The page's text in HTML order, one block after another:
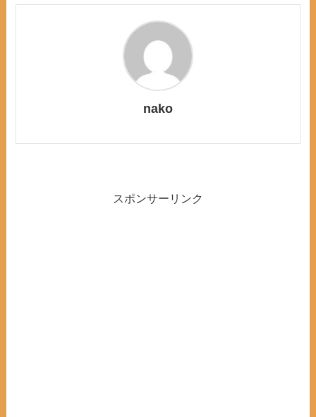
nako
スポンサーリンク